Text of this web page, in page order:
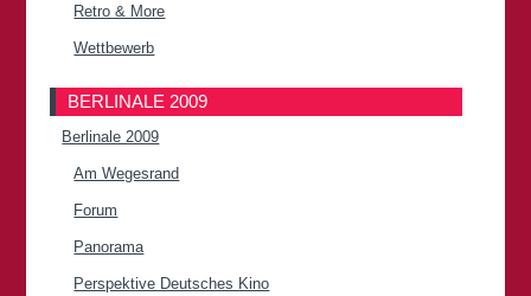
Retro & More
Wettbewerb
BERLINALE 2009
Berlinale 2009
Am Wegesrand
Forum
Panorama
Perspektive Deutsches Kino